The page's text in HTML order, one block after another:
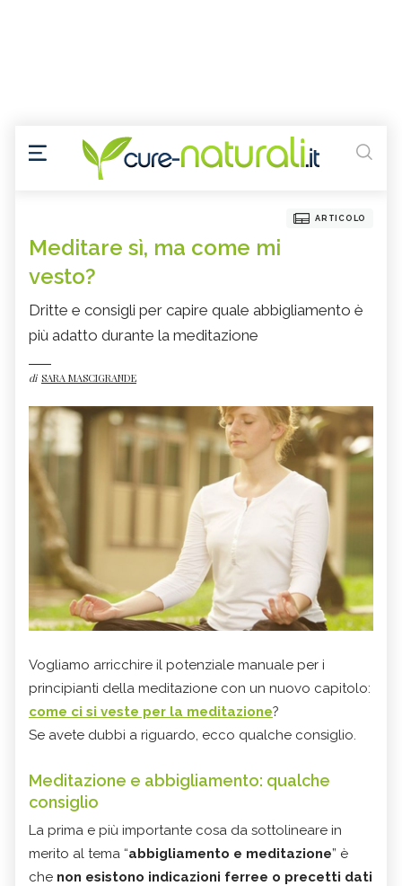
ARTICOLO
Meditare sì, ma come mi
vesto?
Dritte e consigli per capire quale abbigliamento è
più adatto durante la meditazione
di SARA MASCIGRANDE
Vogliamo arricchire il potenziale manuale per i
principianti della meditazione con un nuovo capitolo:
come ci si veste per la meditazione?
Se avete dubbi a riguardo, ecco qualche consiglio.
Meditazione e abbigliamento: qualche
consiglio
La prima e più importante cosa da sottolineare in
merito al tema “abbigliamento e meditazione” è
che non esistono indicazioni ferree o precetti dati